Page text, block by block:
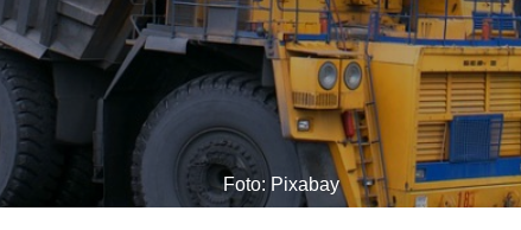
Foto: Pixabay